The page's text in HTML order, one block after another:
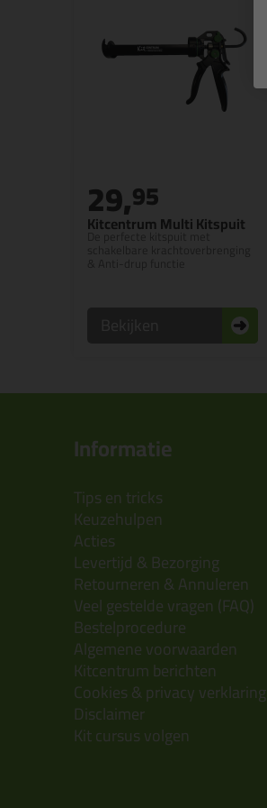
Kitcentrum Multi Kitspuit
De perfecte kitspuit met
29,95
Informatie
Tips en tricks
Keuzehulpen
Acties
Levertijd & Bezorging
Retourneren & Annuleren
Veel gestelde vragen (FAQ)
Bestelprocedure
Algemene voorwaarden
Kitcentrum berichten
Cookies & privacy verklaring
Disclaimer
Kit cursus volgen